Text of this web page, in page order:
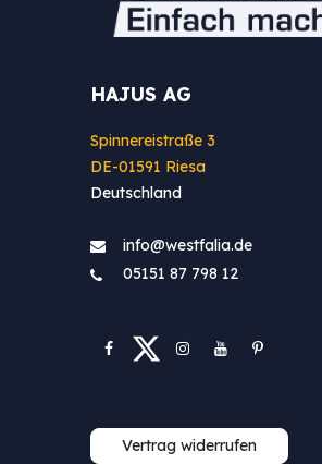
HAJUS AG
Spinnereistraße 3
DE-01591 Riesa
Deutschland
info@westfa​lia.de
05151 87 798 12
Vertrag widerrufen